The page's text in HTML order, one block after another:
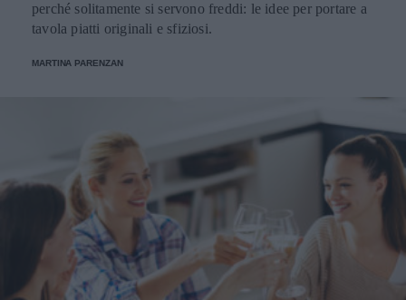
perché solitamente si servono freddi: le idee per portare a
tavola piatti originali e sfiziosi.
MARTINA PARENZAN